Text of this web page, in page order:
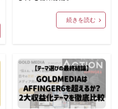
続きを読む